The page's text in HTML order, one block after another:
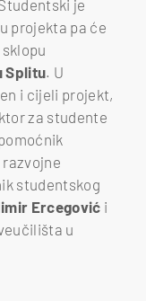
je
projekta pa će
Splitu. U
i cijeli projekt,
za studente
studentskog
Ercegović i
u